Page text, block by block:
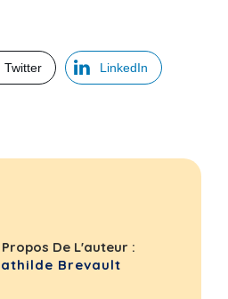
Twitter LinkedIn
Propos De L'auteur :
Brevault